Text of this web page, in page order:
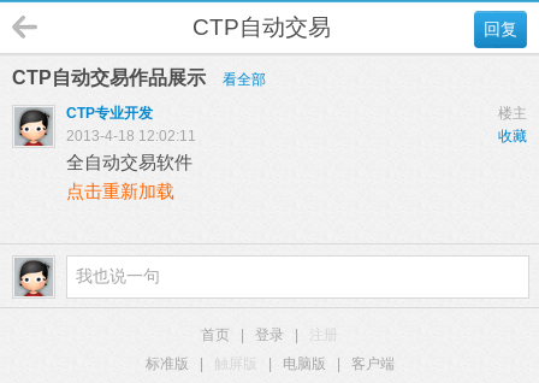
回复
CTP自动交易
CTP自动交易作品展示
看全部
楼主
CTP专业开发
收藏
2013-4-18 12:02:11
全自动交易软件
点击重新加载
首页 登录
标准版
触屏版 电脑版
客户端